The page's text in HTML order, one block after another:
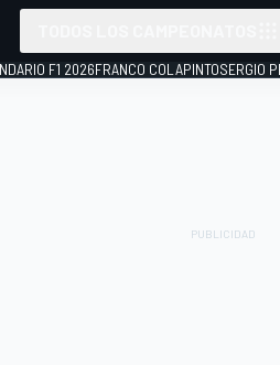
F1 2026FRANCO COLAPINTOSERGIO